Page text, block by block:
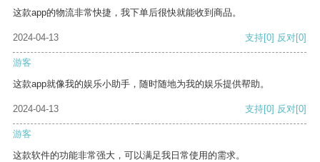
这款app的物流非常快捷，我下单后很快就能收到商品。
2024-04-13 支持[0] 反对[0]
游客
这款app就像我的娱乐小助手，随时随地为我的娱乐提供帮助。
2024-04-13 支持[0] 反对[0]
游客
这款软件的功能非常强大，可以满足我日常使用的需求。